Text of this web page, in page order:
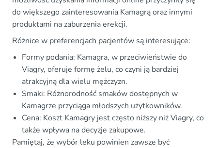
do większego zainteresowania Kamagrą oraz innymi
produktami na zaburzenia erekcji.
Różnice w preferencjach pacjentów są interesujące:
Formy podania: Kamagra, w przeciwieństwie do
Viagry, oferuje formę żelu, co czyni ją bardziej
atrakcyjną dla wielu mężczyzn.
Smaki: Różnorodność smaków dostępnych w
Kamagrze przyciąga młodszych użytkowników.
Cena: Koszt Kamagry jest często niższy niż Viagry, co
także wpływa na decyzje zakupowe.
Pamiętaj, że wybór leku powinien zawsze być